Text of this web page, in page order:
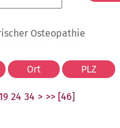
Osteopathie
24 34 > >> [46]